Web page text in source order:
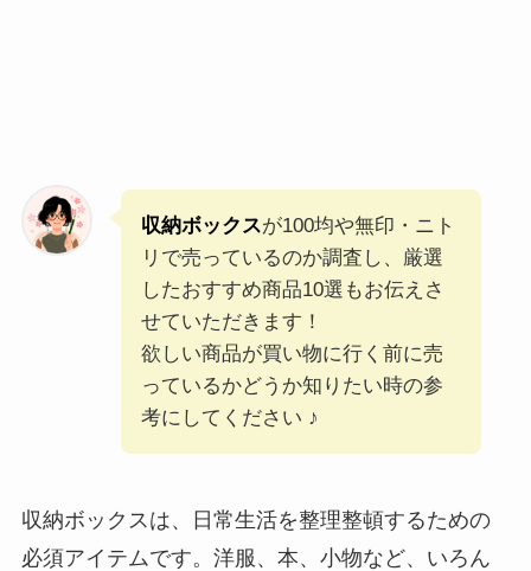
収納ボックスが100均や無印・ニト
リで売っているのか調査し、厳選
したおすすめ商品10選もお伝えさ
せていただきます！
欲しい商品が買い物に行く前に売
っているかどうか知りたい時の参
考にしてください ♪
収納ボックスは、日常生活を整理整頓するための
必須アイテムです。洋服、本、小物など、いろん